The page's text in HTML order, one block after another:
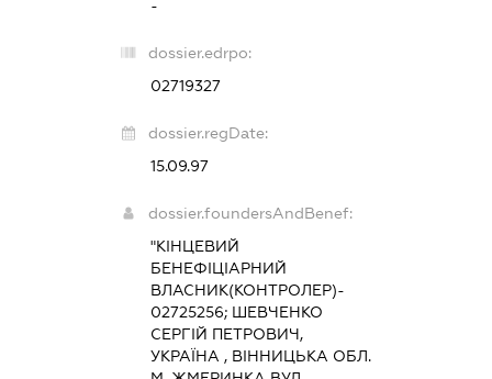
-
dossier.edrpo:
02719327
dossier.regDate:
15.09.97
dossier.foundersAndBenef:
"КІНЦЕВИЙ
БЕНЕФІЦІАРНИЙ
ВЛАСНИК(КОНТРОЛЕР)-
02725256; ШЕВЧЕНКО
СЕРГІЙ ПЕТРОВИЧ,
УКРАЇНА , ВІННИЦЬКА ОБЛ.